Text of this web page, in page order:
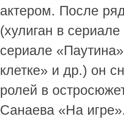
актером. После
(хулиган в
сериале
клетке» и др.) он
ролей в
Санаева «На